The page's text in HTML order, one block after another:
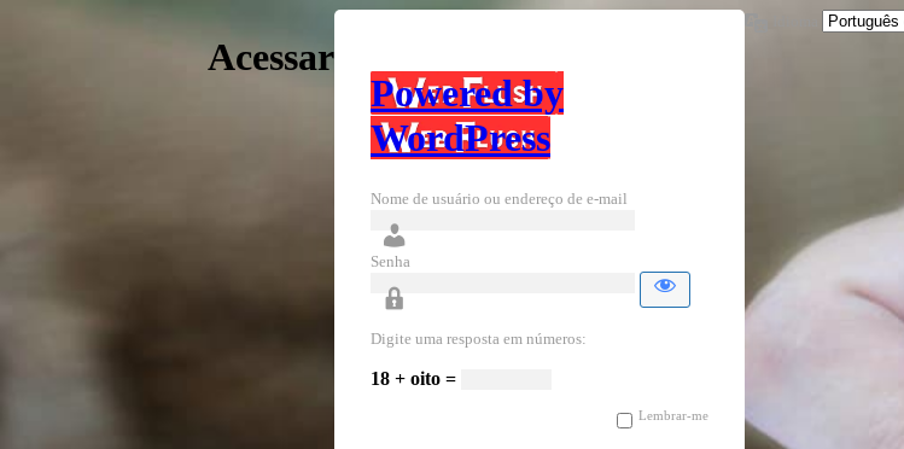
Acessar
Powered by
WordPress
Nome de usuário ou endereço de e-mail
Senha
Digite uma resposta em números:
18 + oito =
Lembrar-me